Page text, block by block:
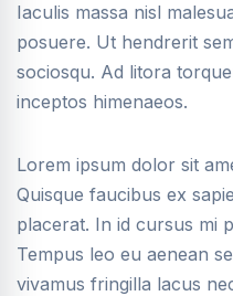
Iaculis massa nisl
posuere. Ut hendrerit
sociosqu. Ad litora
inceptos himenaeos.
Lorem ipsum dolor sit
Quisque faucibus ex
placerat. In id cursus mi
Tempus leo eu aenean
vivamus fringilla lacus